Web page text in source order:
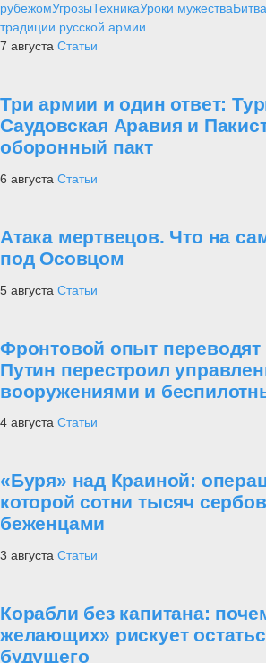
рубежомУгрозыТехникаУроки мужества
традиции русской армии
7 августа Статьи
Три армии и один ответ:
Саудовская Аравия и
оборонный пакт
6 августа Статьи
Атака мертвецов. Что на
под Осовцом
5 августа Статьи
Фронтовой опыт переводят
Путин перестроил
вооружениями и
4 августа Статьи
«Буря» над Краиной:
которой сотни тысяч
беженцами
3 августа Статьи
Корабли без капитана:
желающих» рискует
будущего